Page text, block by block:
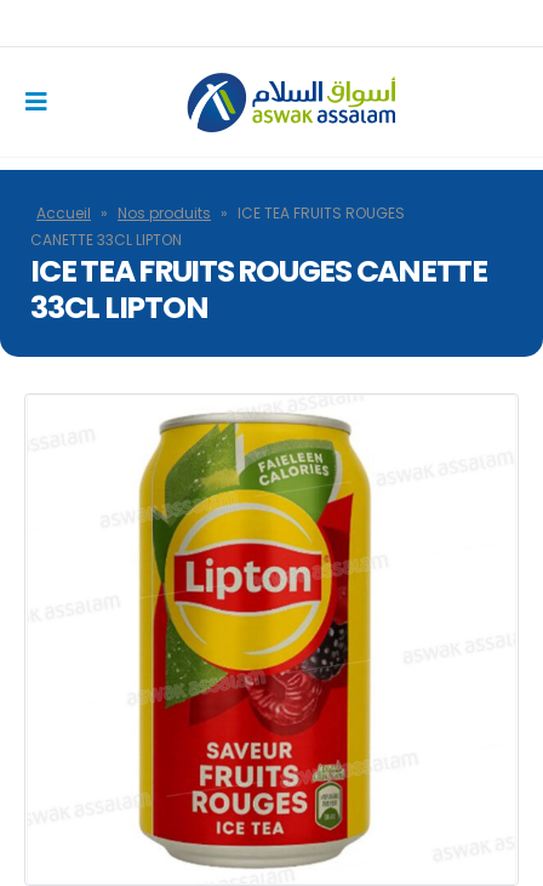
Accueil » Nos produits » ICE TEA FRUITS ROUGES
CANETTE 33CL LIPTON
ICE TEA FRUITS ROUGES CANETTE
33CL LIPTON